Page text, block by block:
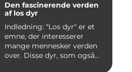
Den fascinerende verden
af los dyr
Indledning: "Los dyr" er et
emne, der interesserer
mange mennesker verden
over. Disse dyr, som også...